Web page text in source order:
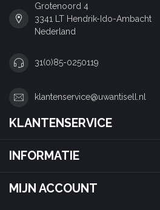
Grotenoord 4
3341 LT Hendrik-Ido-Ambacht
Nederland
31(0)85-0250119
klantenservice@uwantisell.nl
KLANTENSERVICE
INFORMATIE
MIJN ACCOUNT